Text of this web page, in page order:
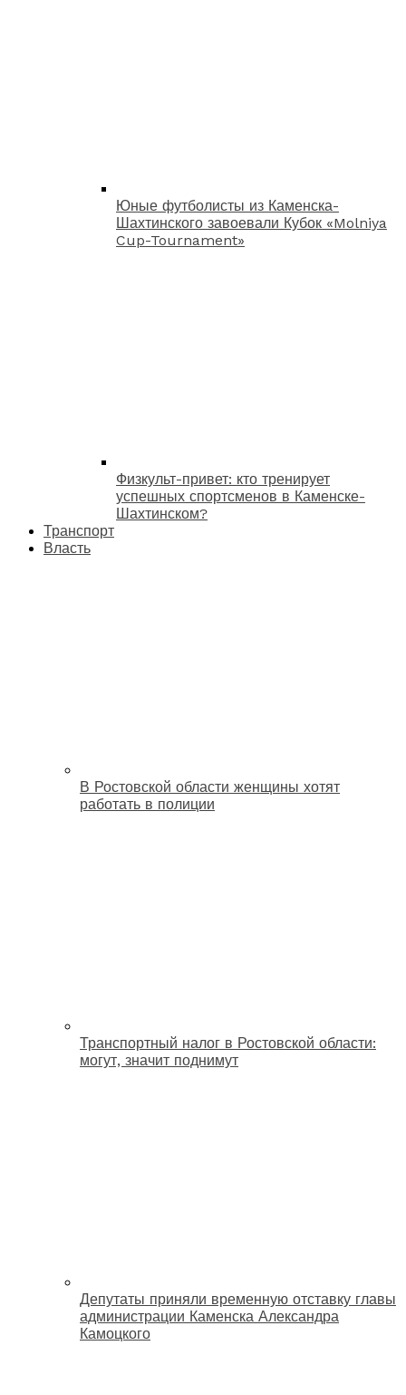
Юные футболисты из Каменска-
Шахтинского завоевали Кубок «Molniya
Cup-Tournament»
Физкульт-привет: кто тренирует
успешных спортсменов в Каменске-
Шахтинском?
Транспорт
Власть
В Ростовской области женщины хотят
работать в полиции
Транспортный налог в Ростовской области:
могут, значит поднимут
Депутаты приняли временную отставку главы
администрации Каменска Александра
Камоцкого